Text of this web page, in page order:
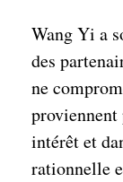
Wang Yi a
des
ne
proviennent
intérêt et
rationnelle